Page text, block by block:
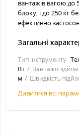
вантажів вагою до
блоку, і до 250 кг
ефективно
Загальні
Тип інструменту
Вт
м
Швидкість
Дивитися всі